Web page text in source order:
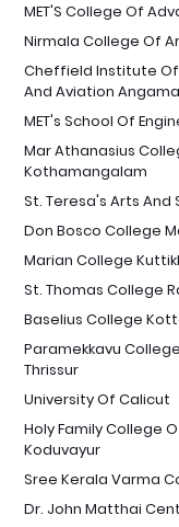
MET'S College Of
Nirmala College Of
Cheffield Institute
And Aviation
MET's School Of
Mar Athanasius
Kothamangalam
St. Teresa's Arts
Don Bosco College
Marian College
St. Thomas College
Baselius College
Paramekkavu
Thrissur
University Of Calicut
Holy Family College
Koduvayur
Sree Kerala Varma
Dr. John Matthai